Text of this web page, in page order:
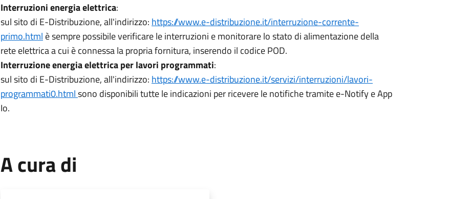
Interruzioni energia elettrica:
sul sito di E-Distribuzione, all'indirizzo: https://www.e-distribuzione.it/interruzione-corrente-
primo.html è sempre possibile verificare le interruzioni e monitorare lo stato di alimentazione della
rete elettrica a cui è connessa la propria fornitura, inserendo il codice POD.
Interruzione energia elettrica per lavori programmati:
sul sito di E-Distribuzione, all'indirizzo: https://www.e-distribuzione.it/servizi/interruzioni/lavori-
programmati0.htmlsono disponibili tutte le indicazioni per ricevere le notifiche tramite e-Notify e App
Io.
A cura di